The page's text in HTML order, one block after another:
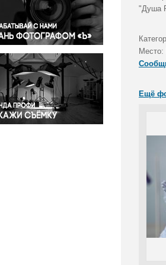
Правосудие
Происшествия и конфликты
Религия
Светская жизнь
Спорт
Экология
Экономика и бизнес
"Душа
Место:
Ещё